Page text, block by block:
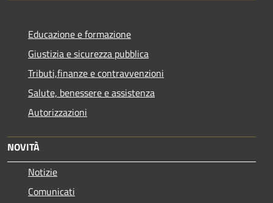
Educazione e formazione
Giustizia e sicurezza pubblica
Tributi,finanze e contravvenzioni
Salute, benessere e assistenza
Autorizzazioni
NOVITÀ
Notizie
Comunicati